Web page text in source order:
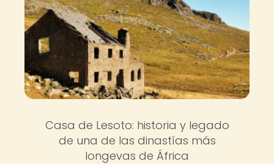
Casa de Lesoto: historia y legado
de una de las dinastías más
longevas de África